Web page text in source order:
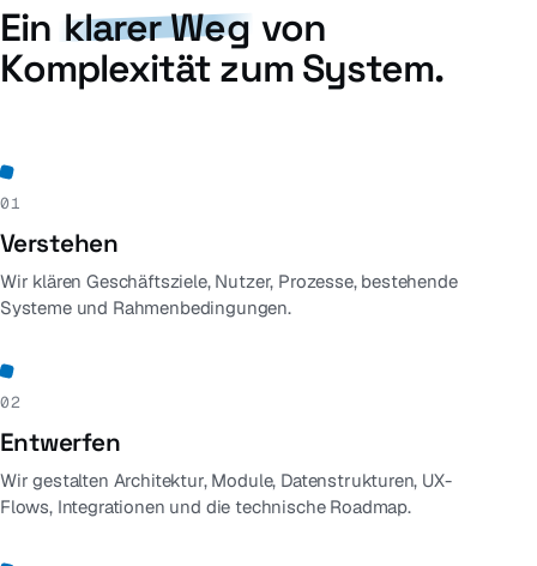
Ein klarer Weg von
Komplexität zum System.
01
Verstehen
Wir klären Geschäftsziele, Nutzer, Prozesse, bestehende
Systeme und Rahmenbedingungen.
02
Entwerfen
Wir gestalten Architektur, Module, Datenstrukturen, UX-
Flows, Integrationen und die technische Roadmap.